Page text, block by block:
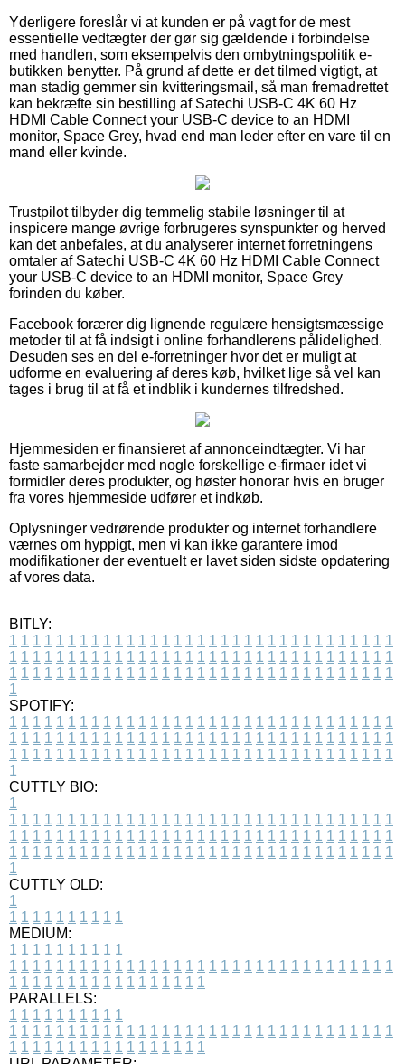
Yderligere foreslår vi at kunden er på vagt for de mest
essentielle vedtægter der gør sig gældende i forbindelse
med handlen, som eksempelvis den ombytningspolitik e-
butikken benytter. På grund af dette er det tilmed vigtigt, at
man stadig gemmer sin kvitteringsmail, så man fremadrettet
kan bekræfte sin bestilling af Satechi USB-C 4K 60 Hz
HDMI Cable Connect your USB-C device to an HDMI
monitor, Space Grey, hvad end man leder efter en vare til en
mand eller kvinde.
Trustpilot tilbyder dig temmelig stabile løsninger til at
inspicere mange øvrige forbrugeres synspunkter og herved
kan det anbefales, at du analyserer internet forretningens
omtaler af Satechi USB-C 4K 60 Hz HDMI Cable Connect
your USB-C device to an HDMI monitor, Space Grey
forinden du køber.
Facebook forærer dig lignende regulære hensigtsmæssige
metoder til at få indsigt i online forhandlerens pålidelighed.
Desuden ses en del e-forretninger hvor det er muligt at
udforme en evaluering af deres køb, hvilket lige så vel kan
tages i brug til at få et indblik i kundernes tilfredshed.
Hjemmesiden er finansieret af annonceindtægter. Vi har
faste samarbejder med nogle forskellige e-firmaer idet vi
formidler deres produkter, og høster honorar hvis en bruger
fra vores hjemmeside udfører et indkøb.
Oplysninger vedrørende produkter og internet forhandlere
værnes om hyppigt, men vi kan ikke garantere imod
modifikationer der eventuelt er lavet siden sidste opdatering
af vores data.
BITLY:
1 1 1 1 1 1 1 1 1 1 1 1 1 1 1 1 1 1 1 1 1 1 1 1 1 1 1 1 1 1 1 1 1
1 1 1 1 1 1 1 1 1 1 1 1 1 1 1 1 1 1 1 1 1 1 1 1 1 1 1 1 1 1 1 1 1
1 1 1 1 1 1 1 1 1 1 1 1 1 1 1 1 1 1 1 1 1 1 1 1 1 1 1 1 1 1 1 1 1
1
SPOTIFY:
1 1 1 1 1 1 1 1 1 1 1 1 1 1 1 1 1 1 1 1 1 1 1 1 1 1 1 1 1 1 1 1 1
1 1 1 1 1 1 1 1 1 1 1 1 1 1 1 1 1 1 1 1 1 1 1 1 1 1 1 1 1 1 1 1 1
1 1 1 1 1 1 1 1 1 1 1 1 1 1 1 1 1 1 1 1 1 1 1 1 1 1 1 1 1 1 1 1 1
1
CUTTLY BIO:
1
1 1 1 1 1 1 1 1 1 1 1 1 1 1 1 1 1 1 1 1 1 1 1 1 1 1 1 1 1 1 1 1 1
1 1 1 1 1 1 1 1 1 1 1 1 1 1 1 1 1 1 1 1 1 1 1 1 1 1 1 1 1 1 1 1 1
1 1 1 1 1 1 1 1 1 1 1 1 1 1 1 1 1 1 1 1 1 1 1 1 1 1 1 1 1 1 1 1 1
1
CUTTLY OLD:
1
1 1 1 1 1 1 1 1 1 1
MEDIUM:
1 1 1 1 1 1 1 1 1 1
1 1 1 1 1 1 1 1 1 1 1 1 1 1 1 1 1 1 1 1 1 1 1 1 1 1 1 1 1 1 1 1 1
1 1 1 1 1 1 1 1 1 1 1 1 1 1 1 1 1
PARALLELS:
1 1 1 1 1 1 1 1 1 1
1 1 1 1 1 1 1 1 1 1 1 1 1 1 1 1 1 1 1 1 1 1 1 1 1 1 1 1 1 1 1 1 1
1 1 1 1 1 1 1 1 1 1 1 1 1 1 1 1 1